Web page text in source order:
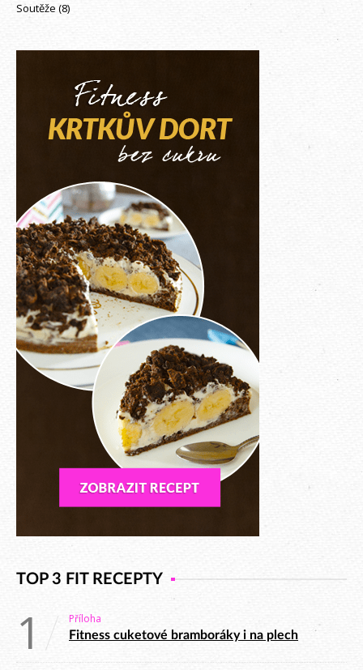
Soutěže (8)
TOP 3 FIT RECEPTY
1 Příloha
Fitness cuketové bramboráky i na plech